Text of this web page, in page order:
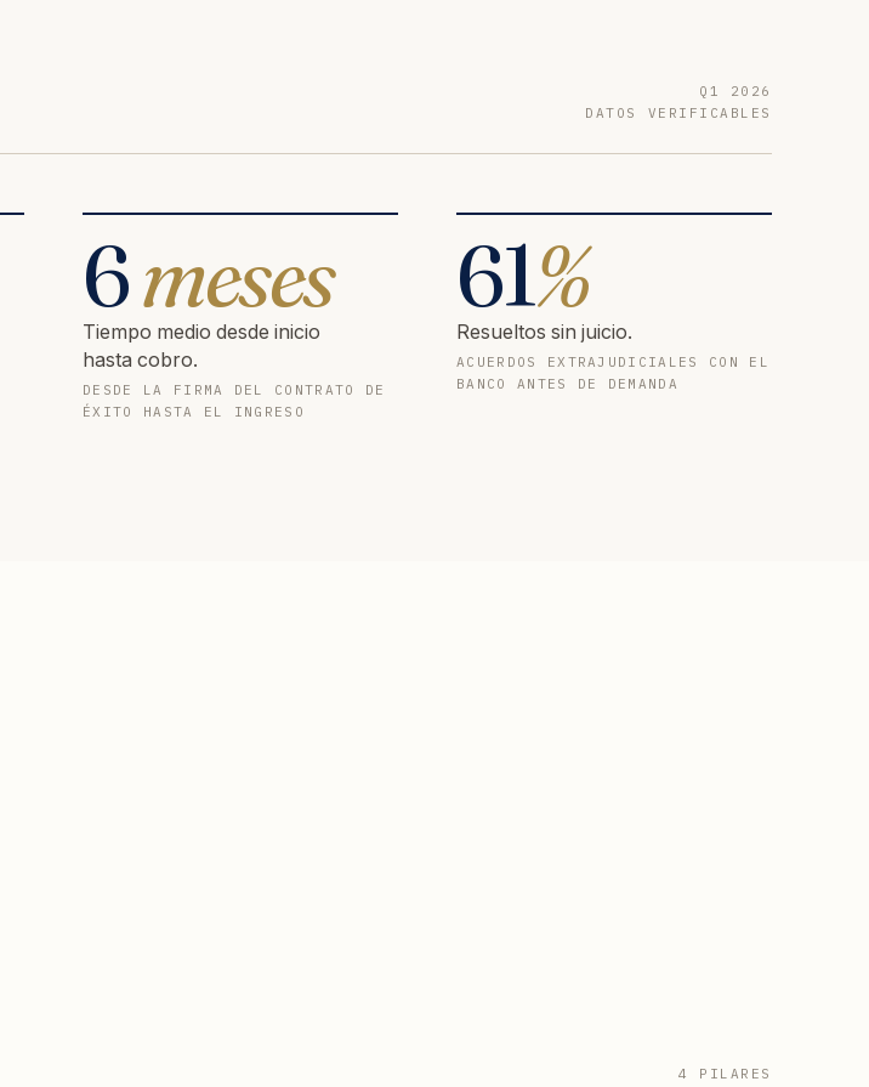
Q1 2026
DATOS VERIFICABLES
6meses
Tiempo medio desde inicio
hasta cobro.
DESDE LA FIRMA DEL CONTRATO DE
ÉXITO HASTA EL INGRESO
61%
Resueltos sin juicio.
ACUERDOS EXTRAJUDICIALES CON EL
BANCO ANTES DE DEMANDA
4 PILARES